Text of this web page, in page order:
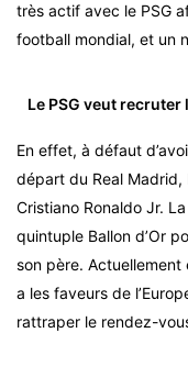
très actif avec le PSG
football mondial, et un
Le PSG veut
En effet, à défaut
départ du Real Madrid,
Cristiano Ronaldo Jr.
quintuple Ballon d’Or
son père. Actuellement
a les faveurs de
rattraper le rendez-